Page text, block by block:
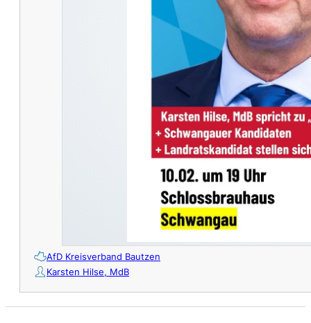
AfD Kreisverband Bautzen
Karsten Hilse, MdB